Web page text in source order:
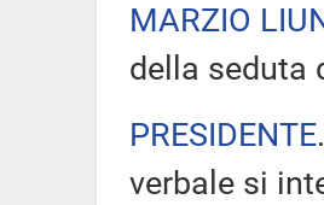
MARZIO
della seduta
PRESIDENTE
verbale si